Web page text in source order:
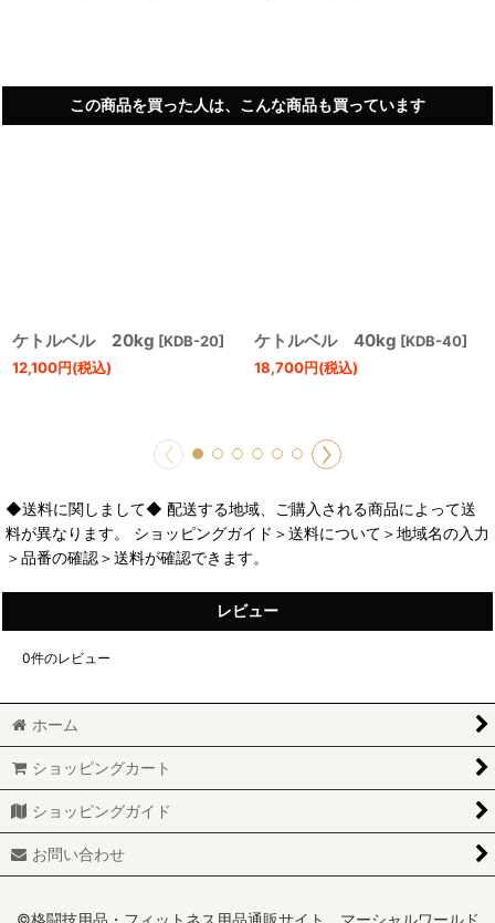
この商品を買った人は、こんな商品も買っています
ケトルベル 20kg [KDB-20]
12,100円(税込)
ケトルベル 40kg [KDB-40]
18,700円(税込)
◆送料に関しまして◆ 配送する地域、ご購入される商品によって送
料が異なります。 ショッピングガイド＞送料について＞地域名の入力
＞品番の確認＞送料が確認できます。
レビュー
0件のレビュー
ホーム
ショッピングカート
ショッピングガイド
お問い合わせ